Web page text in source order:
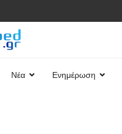
Νέα Ενημέρωση